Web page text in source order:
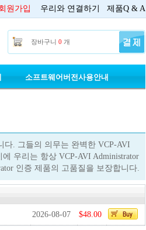
원가입 우리와 연결하기 제품Q & A
장바구니 0 개
소프트웨어버전사용안내
다. 그들의 의무는 완벽한 VCP-AVI
우리는 항상 VCP-AVI Administrator
인증 제품의 고품질을 보장합니다.
2026-08-07 $48.00